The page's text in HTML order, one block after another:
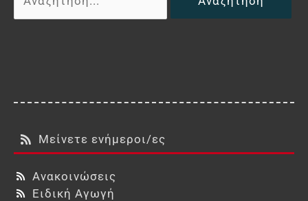
για:
Μείνετε ενήμεροι/ες
Ανακοινώσεις
Ειδική Αγωγή